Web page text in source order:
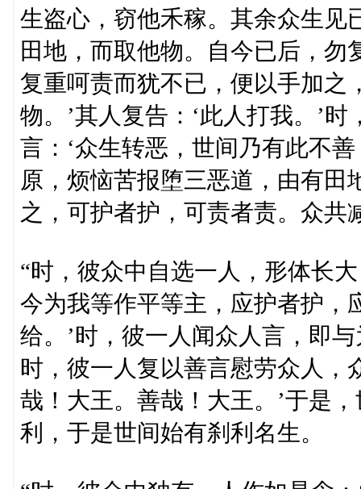
生盗心，窃他禾稼。其余众生见
田地，而取他物。自今已后，勿
复重呵责而犹不已，便以手加之
物。’其人复告：‘此人打我。’
言：‘众生转恶，世间乃有此不
原，烦恼苦报堕三恶道，由有田
之，可护者护，可责者责。众共
“时，彼众中自选一人，形体长
今为我等作平等主，应护者护，
给。’时，彼一人闻众人言，即
时，彼一人复以善言慰劳众人，
哉！大王。善哉！大王。’于是
利，于是世间始有刹利名生。